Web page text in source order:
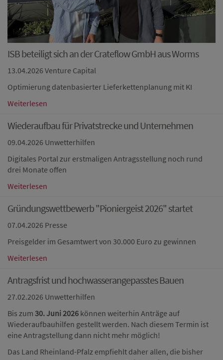
ISB beteiligt sich an der Crateflow GmbH aus Worms
13.04.2026 Venture Capital
Optimierung datenbasierter Lieferkettenplanung mit KI
Weiterlesen
Wiederaufbau für Privatstrecke und Unternehmen
09.04.2026 Unwetterhilfen
Digitales Portal zur erstmaligen Antragsstellung noch rund
drei Monate offen
Weiterlesen
Gründungswettbewerb "Pioniergeist 2026" startet
07.04.2026 Presse
Preisgelder im Gesamtwert von 30.000 Euro zu gewinnen
Weiterlesen
Antragsfrist und hochwasserangepasstes Bauen
27.02.2026 Unwetterhilfen
Bis zum 30. Juni 2026 können weiterhin Anträge auf
Wiederaufbauhilfen gestellt werden. Nach diesem Termin ist
eine Antragstellung dann nicht mehr möglich!
Das Land Rheinland-Pfalz empfiehlt daher allen, die bisher